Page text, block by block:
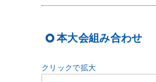
本大会組み合わせ
クリックで拡大